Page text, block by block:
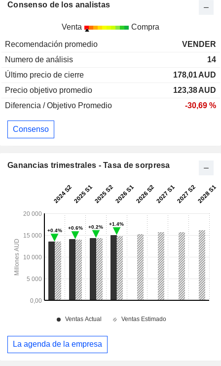
Consenso de los analistas
Venta Compra
Recomendación promedio
VENDER
Numero de análisis
14
Último precio de cierre
178,01AUD
Precio objetivo promedio
123,38AUD
Diferencia / Objetivo Promedio
-30,69 %
Consenso
Ganancias trimestrales - Tasa de sorpresa
La agenda de la empresa